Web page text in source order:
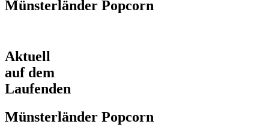
Münsterländer Popcorn
Aktuell
auf dem
Laufenden
Münsterländer Popcorn